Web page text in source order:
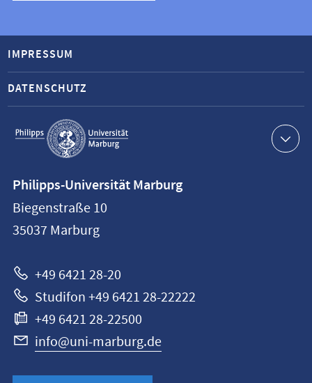
Service-
Navigation
IMPRESSUM
DATENSCHUTZ
Philipps-
Universität
Marburg
Philipps-Universität Marburg
Biegenstraße 10
35037 Marburg
+49 6421 28-20
Studifon +49 6421 28-22222
+49 6421 28-22500
info@uni-marburg.de